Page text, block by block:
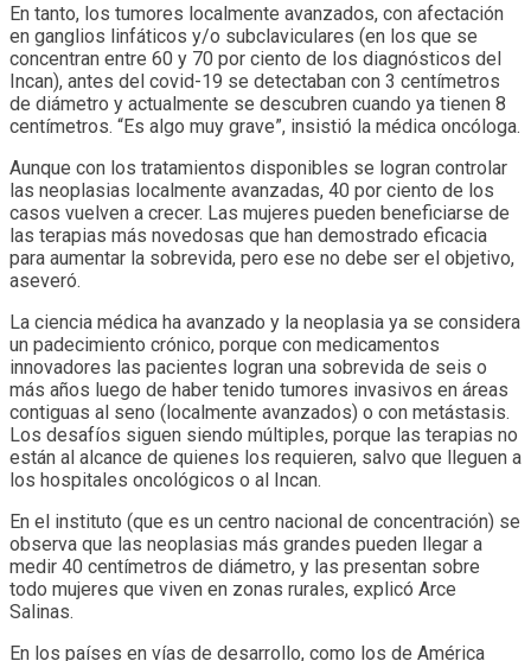
En tanto, los tumores localmente avanzados, con afectación
en ganglios linfáticos y/o subclaviculares (en los que se
concentran entre 60 y 70 por ciento de los diagnósticos del
Incan), antes del covid-19 se detectaban con 3 centímetros
de diámetro y actualmente se descubren cuando ya tienen 8
centímetros. “Es algo muy grave”, insistió la médica oncóloga.
Aunque con los tratamientos disponibles se logran controlar
las neoplasias localmente avanzadas, 40 por ciento de los
casos vuelven a crecer. Las mujeres pueden beneficiarse de
las terapias más novedosas que han demostrado eficacia
para aumentar la sobrevida, pero ese no debe ser el objetivo,
aseveró.
La ciencia médica ha avanzado y la neoplasia ya se considera
un padecimiento crónico, porque con medicamentos
innovadores las pacientes logran una sobrevida de seis o
más años luego de haber tenido tumores invasivos en áreas
contiguas al seno (localmente avanzados) o con metástasis.
Los desafíos siguen siendo múltiples, porque las terapias no
están al alcance de quienes los requieren, salvo que lleguen a
los hospitales oncológicos o al Incan.
En el instituto (que es un centro nacional de concentración) se
observa que las neoplasias más grandes pueden llegar a
medir 40 centímetros de diámetro, y las presentan sobre
todo mujeres que viven en zonas rurales, explicó Arce
Salinas.
En los países en vías de desarrollo, como los de América